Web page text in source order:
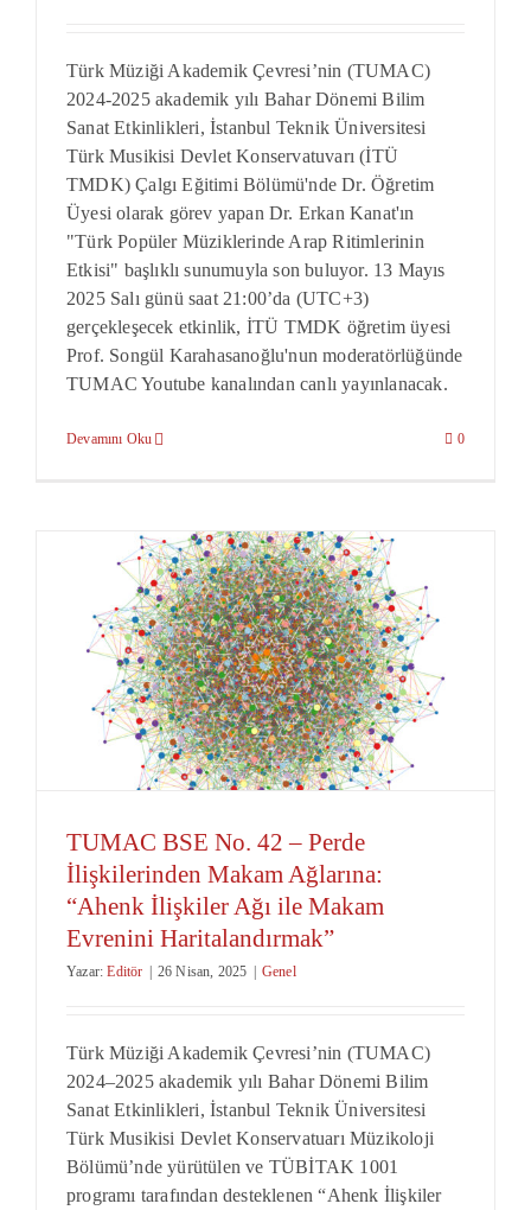
Türk Müziği Akademik Çevresi’nin (TUMAC)
2024-2025 akademik yılı Bahar Dönemi Bilim
Sanat Etkinlikleri, İstanbul Teknik Üniversitesi
Türk Musikisi Devlet Konservatuvarı (İTÜ
TMDK) Çalgı Eğitimi Bölümü'nde Dr. Öğretim
Üyesi olarak görev yapan Dr. Erkan Kanat'ın
"Türk Popüler Müziklerinde Arap Ritimlerinin
Etkisi" başlıklı sunumuyla son buluyor. 13 Mayıs
2025 Salı günü saat 21:00’da (UTC+3)
gerçekleşecek etkinlik, İTÜ TMDK öğretim üyesi
Prof. Songül Karahasanoğlu'nun moderatörlüğünde
TUMAC Youtube kanalından canlı yayınlanacak.
Devamını Oku 0
TUMAC BSE No. 42 – Perde
İlişkilerinden Makam Ağlarına:
“Ahenk İlişkiler Ağı ile Makam
Evrenini Haritalandırmak”
Yazar:Editör | 26 Nisan, 2025 | Genel
Türk Müziği Akademik Çevresi’nin (TUMAC)
2024–2025 akademik yılı Bahar Dönemi Bilim
Sanat Etkinlikleri, İstanbul Teknik Üniversitesi
Türk Musikisi Devlet Konservatuarı Müzikoloji
Bölümü’nde yürütülen ve TÜBİTAK 1001
programı tarafından desteklenen “Ahenk İlişkiler